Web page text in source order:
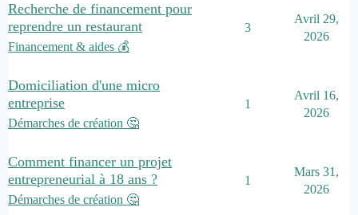
Recherche de financement pour
reprendre un restaurant
Financement & aides 💰
3
Avril 29,
2026
Domiciliation d'une micro
entreprise
Démarches de création 🤔
1
Avril 16,
2026
Comment financer un projet
entrepreneurial à 18 ans ?
Démarches de création 🤔
1
Mars 31,
2026